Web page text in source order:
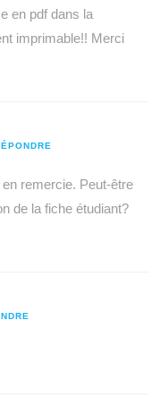
en pdf dans la
imprimable!! Merci
remercie. Peut-être
de la fiche étudiant?